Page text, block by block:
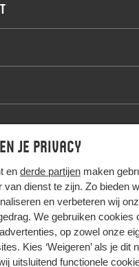
je privacy
en derde partijen maken
van dienst te zijn. Zo bieden
en verbeteren wij
We gebruiken cookies
op zowel onze
Kies ‘Weigeren’ als je dit
uitsluitend functionele
komt alles samen